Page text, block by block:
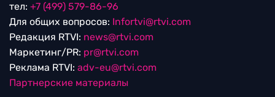
тел: +7 (499) 579-86-96
Для общих вопросов: Infortvi@rtvi.com
Редакция RTVI: news@rtvi.com
Маркетинг/PR: pr@rtvi.com
Реклама RTVI: adv-eu@rtvi.com
Партнерские материалы